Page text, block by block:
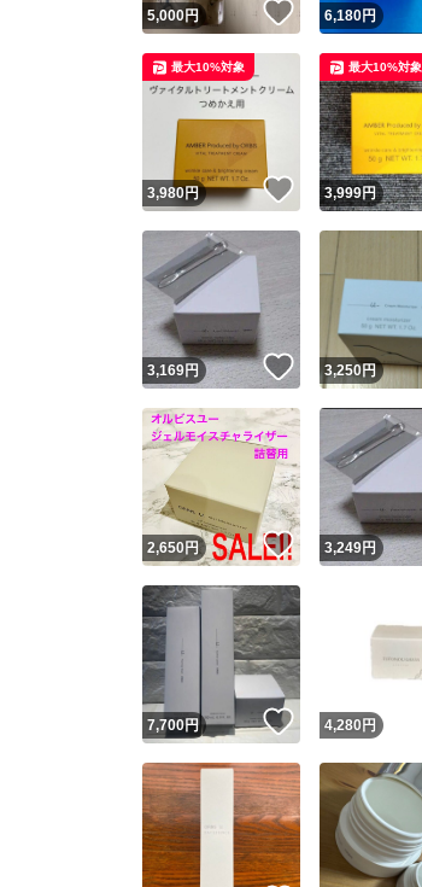
5,000円 いいね！
6,180円
3,980円 いいね！
最大10%対象
3,999円
最大10%対象
3,169円 いいね！
3,250円
2,650円 いいね！
3,249円
7,700円 いいね！
4,280 円